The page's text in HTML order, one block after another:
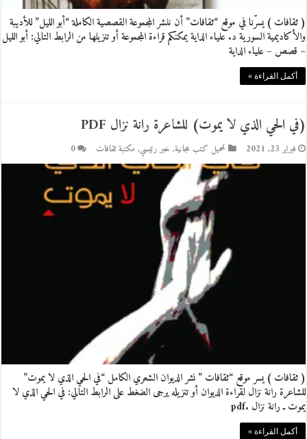
( ثقافات ) يسرّنا في موقع “ثقافات” أن ننشر المجموعة القصصية الكاملة “أبو الليل” للأديبة
والأكاديمية السورية د. علياء الداية يمكنكم قراءة المجموعة أو تنزيلها من الرابط التالي: أبو الليل
– قصص – علياء الداية
أكمل القراءة »
(في الحي الذي لا يموت) للشاعرة رانة نزال PDF
فبراير 23, 2021 تحميل كتب مجانية, خبر رئيسي, مكتبة ثقافات 0
( ثقافات ) يسر موقع “ثقافات ” نشر الديوان الشعري الكامل “في الحي الذي لا يموت”
للشاعرة رانة نزال لقراءة الديوان أو تنزيله يرجى الضغط على الرابط التالي: في الحي الذي لا
يموت ـ رانة نزال .pdf
أكمل القراءة »